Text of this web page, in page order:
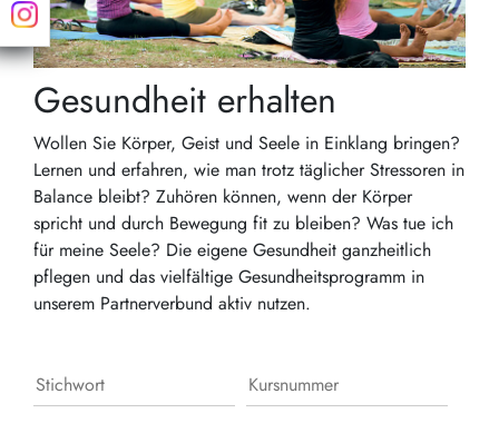
Gesundheit erhalten
Wollen Sie Körper, Geist und Seele in Einklang bringen?
Lernen und erfahren, wie man trotz täglicher Stressoren in
Balance bleibt? Zuhören können, wenn der Körper
spricht und durch Bewegung fit zu bleiben? Was tue ich
für meine Seele? Die eigene Gesundheit ganzheitlich
pflegen und das vielfältige Gesundheitsprogramm in
unserem Partnerverbund aktiv nutzen.